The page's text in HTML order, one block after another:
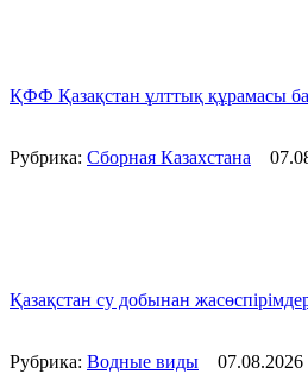
ҚФФ Қазақстан ұлттық құрамасы
Рубрика: Сборная Казахстана
Қазақстан су добынан
Рубрика: Водные виды 07.08.2026